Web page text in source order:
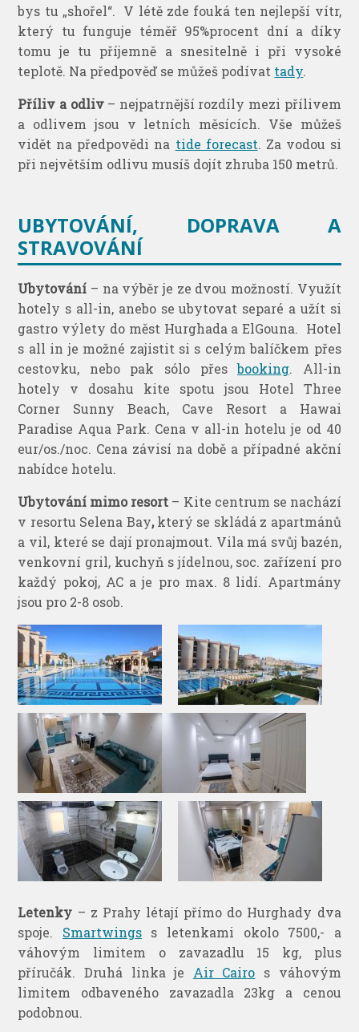
bys tu „shořel“. V létě zde fouká ten nejlepší vítr,
který tu funguje téměř 95%procent dní a díky
tomu je tu příjemně a snesitelně i při vysoké
teplotě. Na předpověď se můžeš podívat tady.
Příliv a odliv– nejpatrnější rozdíly mezi přílivem
a odlivem jsou v letních měsících. Vše můžeš
vidět na předpovědi na tide forecast. Za vodou si
při největším odlivu musíš dojít zhruba 150 metrů.
UBYTOVÁNÍ, DOPRAVA A
STRAVOVÁNÍ
Ubytování – na výběr je ze dvou možností. Využít
hotely s all-in, anebo se ubytovat separé a užít si
gastro výlety do měst Hurghada a ElGouna. Hotel
s all in je možné zajistit si s celým balíčkem přes
cestovku, nebo pak sólo přesbooking. All-in
hotely v dosahu kite spotu jsou Hotel Three
Corner Sunny Beach, Cave Resort a Hawai
Paradise Aqua Park. Cena v all-in hotelu je od 40
eur/os./noc. Cena závisí na době a případné akční
nabídce hotelu.
Ubytování mimo resort – Kite centrum se nachází
v resortu Selena Bay,který se skládá z apartmánů
a vil, které se dají pronajmout. Vila má svůj bazén,
venkovní gril, kuchyň s jídelnou, soc. zařízení pro
každý pokoj, AC a je pro max. 8 lidí. Apartmány
jsou pro 2-8 osob.
Letenky – z Prahy létají přímo do Hurghady dva
spoje. Smartwingss letenkami okolo 7500,- a
váhovým limitem o zavazadlu 15 kg, plus
příručák. Druhá linka je Air Cairo s váhovým
limitem odbaveného zavazadla 23kg a cenou
podobnou.